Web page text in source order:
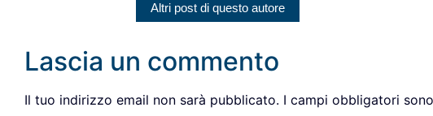
Altri post di questo autore
Lascia un commento
Il tuo indirizzo email non sarà pubblicato. I campi obbligatori